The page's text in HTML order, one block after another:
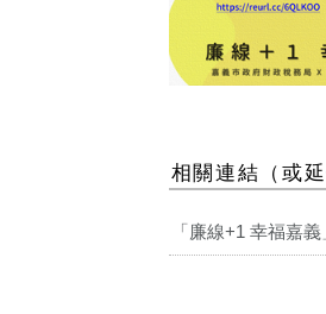
幸福嘉義Podcast
相關連結（或延
「廉線+1 幸福嘉